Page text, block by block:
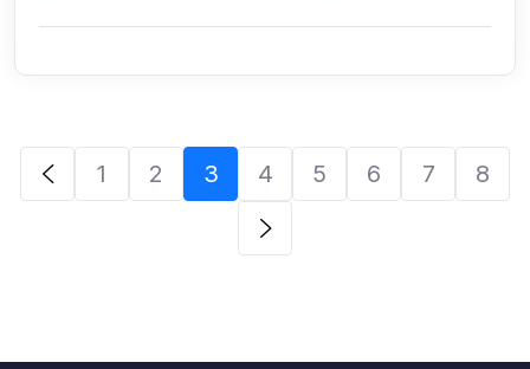
1 2 3 4 5 6 7 8